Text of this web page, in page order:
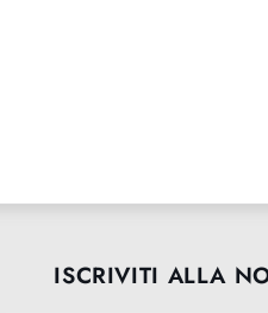
ISCRIVITI ALLA